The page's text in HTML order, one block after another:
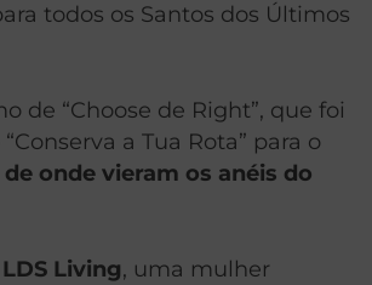
todos os Santos dos Últimos
de “Choose de Right”, que foi
a Tua Rota” para o
de onde vieram os anéis do
LDS Living, uma mulher